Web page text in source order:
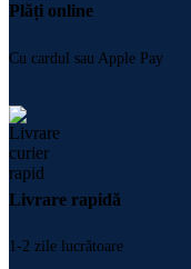
Plăți online
Cu cardul sau Apple Pay
Livrare rapidă
1-2 zile lucrătoare